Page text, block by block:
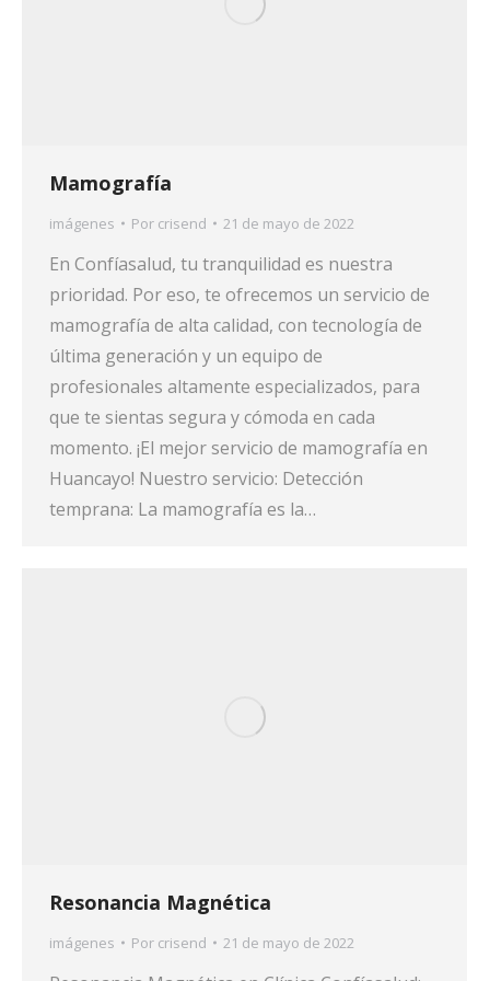
Mamografía
imágenes Por crisend 21 de mayo de 2022
En Confíasalud, tu tranquilidad es nuestra
prioridad. Por eso, te ofrecemos un servicio de
mamografía de alta calidad, con tecnología de
última generación y un equipo de
profesionales altamente especializados, para
que te sientas segura y cómoda en cada
momento. ¡El mejor servicio de mamografía en
Huancayo! Nuestro servicio: Detección
temprana: La mamografía es la…
Resonancia Magnética
imágenes Por crisend 21 de mayo de 2022